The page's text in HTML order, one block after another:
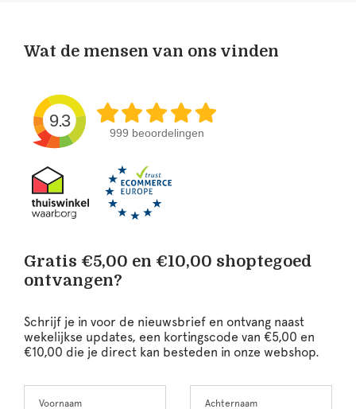
Wat de mensen van ons vinden
9.3
999 beoordelingen
Gratis €5,00 en €10,00 shoptegoed
ontvangen?
Schrijf je in voor de nieuwsbrief en ontvang naast
wekelijkse updates, een kortingscode van €5,00 en
€10,00 die je direct kan besteden in onze webshop.
this